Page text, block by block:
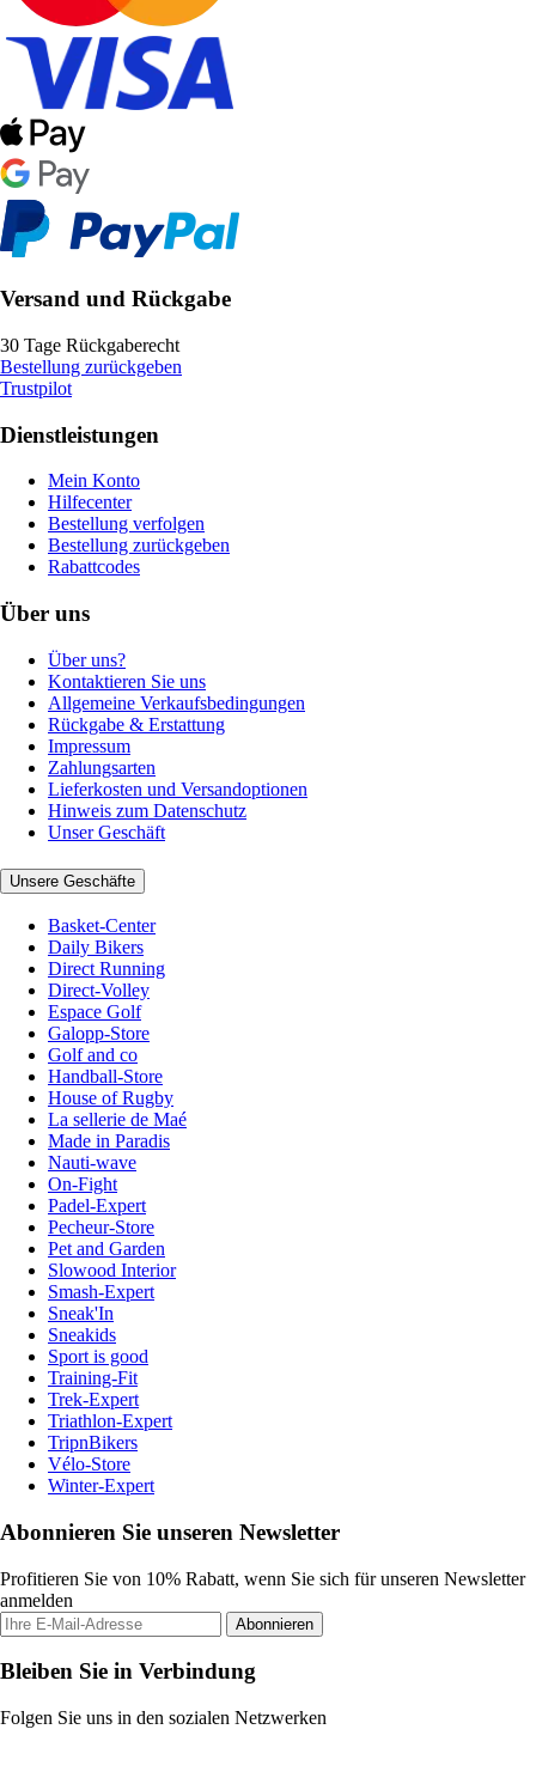
Versand und Rückgabe
30 Tage Rückgaberecht
Bestellung zurückgeben
Trustpilot
Dienstleistungen
Mein Konto
Hilfecenter
Bestellung verfolgen
Bestellung zurückgeben
Rabattcodes
Über uns
Über uns?
Kontaktieren Sie uns
Allgemeine Verkaufsbedingungen
Rückgabe & Erstattung
Impressum
Zahlungsarten
Lieferkosten und Versandoptionen
Hinweis zum Datenschutz
Unser Geschäft
Unsere Geschäfte
Basket-Center
Daily Bikers
Direct Running
Direct-Volley
Espace Golf
Galopp-Store
Golf and co
Handball-Store
House of Rugby
La sellerie de Maé
Made in Paradis
Nauti-wave
On-Fight
Padel-Expert
Pecheur-Store
Pet and Garden
Slowood Interior
Smash-Expert
Sneak'In
Sneakids
Sport is good
Training-Fit
Trek-Expert
Triathlon-Expert
TripnBikers
Vélo-Store
Winter-Expert
Abonnieren Sie unseren Newsletter
Profitieren Sie von 10% Rabatt, wenn Sie sich für unseren Newsletter
anmelden
Abonnieren
Bleiben Sie in Verbindung
Folgen Sie uns in den sozialen Netzwerken